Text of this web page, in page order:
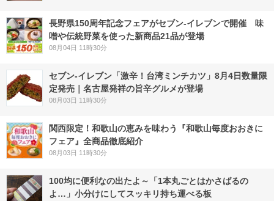
長野県150周年記念フェアがセブン-イレブンで開催 味
噌や伝統野菜を使った新商品21品が登場
08月04日 11時30分
セブン-イレブン「激辛！台湾ミンチカツ」8月4日数量限
定発売｜名古屋発祥の旨辛グルメが登場
08月03日 11時30分
関西限定！和歌山の恵みを味わう『和歌山毎度おおきに
フェア』全商品徹底紹介
08月03日 11時30分
100均に便利なの出たよ～「1本丸ごとはかさばるの
よ…」小分けにしてスッキリ持ち運べる板